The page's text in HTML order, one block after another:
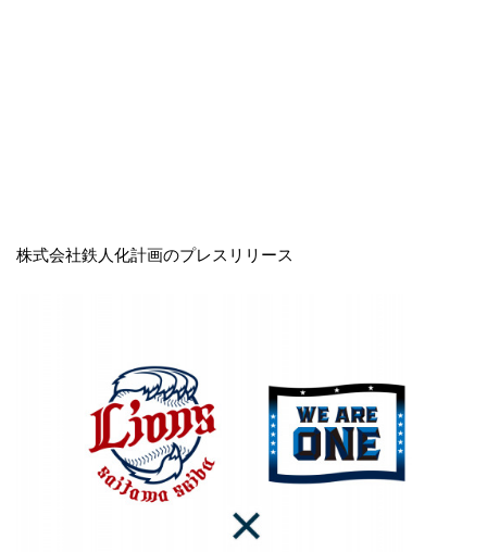
株式会社鉄人化計画のプレスリリース